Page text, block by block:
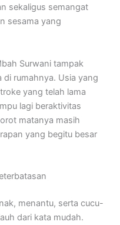
sekaligus semangat
sesama yang
Surwani tampak
rumahnya. Usia yang
yang telah lama
lagi beraktivitas
matanya masih
yang begitu besar
menantu, serta cucu-
dari kata mudah.